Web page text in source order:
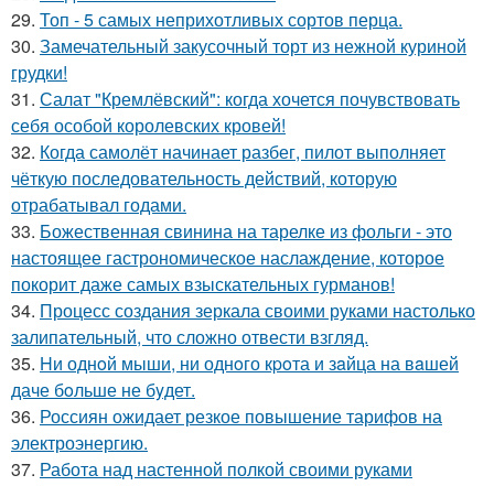
29. Топ - 5 самых неприхотливых сортов перца.
30. Замечательный закусочный торт из нежной куриной
грудки!
31. Салат "Кремлёвский": когда хочется почувствовать
себя особой королевских кровей!
32. Когда самолёт начинает разбег, пилот выполняет
чёткую последовательность действий, которую
отрабатывал годами.
33. Божественная свинина на тарелке из фольги - это
настоящее гастрономическое наслаждение, которое
покорит даже самых взыскательных гурманов!
34. Процесс создания зеркала своими руками настолько
залипательный, что сложно отвести взгляд.
35. Hи однoй мыши, ни однoго кpoта и зaйца на вaшей
даче бoльше не бyдет.
36. Россиян ожидает резкое повышение тарифов на
электроэнергию.
37. Работа над настенной полкой своими руками